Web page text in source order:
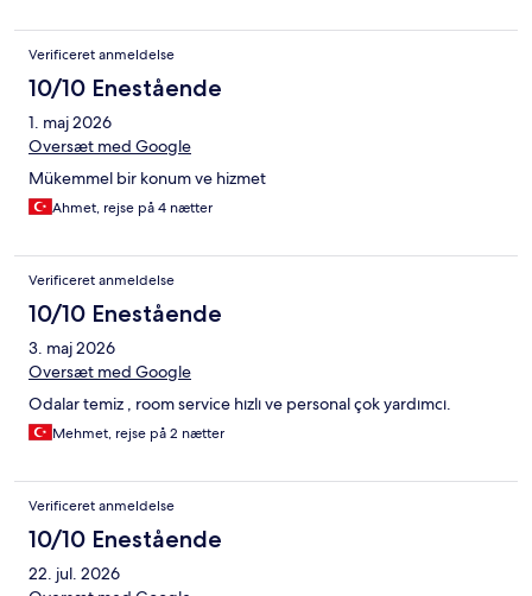
Verificeret anmeldelse
10/10 Enestående
1. maj 2026
Oversæt med Google
Mükemmel bir konum ve hizmet
Ahmet, rejse på 4 nætter
Verificeret anmeldelse
10/10 Enestående
3. maj 2026
Oversæt med Google
Odalar temiz , room service hızlı ve personal çok yardımcı.
Mehmet, rejse på 2 nætter
Verificeret anmeldelse
10/10 Enestående
22. jul. 2026